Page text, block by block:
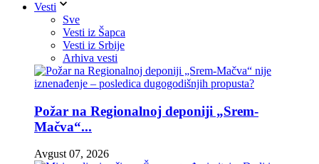
Vesti
Sve
Vesti iz Šapca
Vesti iz Srbije
Arhiva vesti
Požar na Regionalnoj deponiji „Srem-
Mačva“...
Avgust 07, 2026